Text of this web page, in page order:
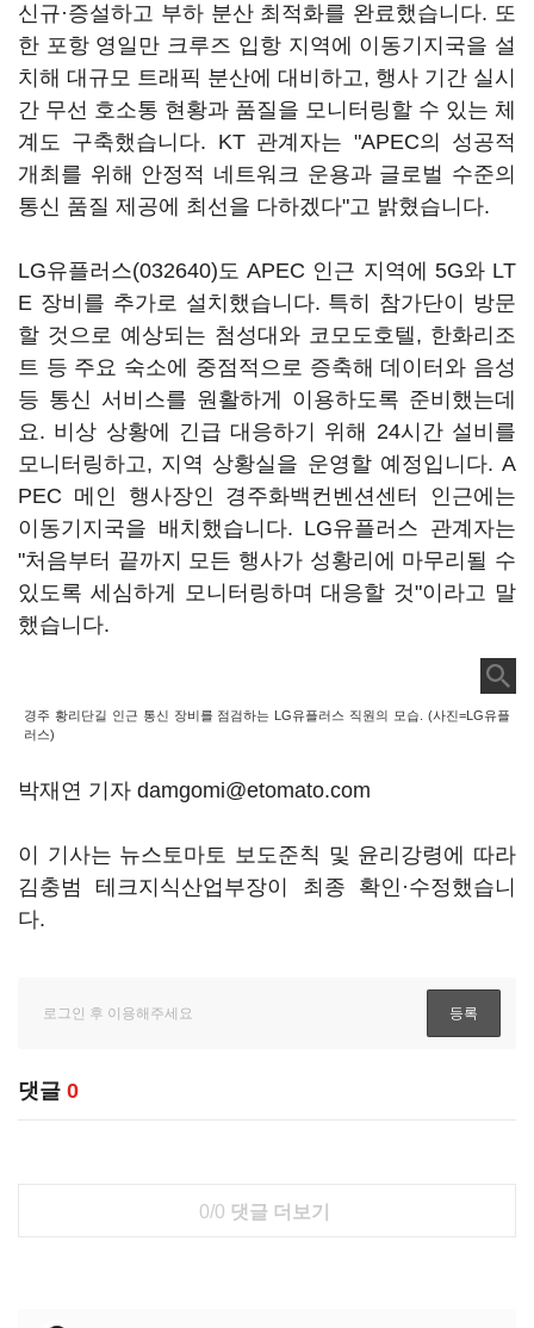
신규·증설하고 부하 분산 최적화를 완료했습니다. 또
한 포항 영일만 크루즈 입항 지역에 이동기지국을 설
치해 대규모 트래픽 분산에 대비하고, 행사 기간 실시
간 무선 호소통 현황과 품질을 모니터링할 수 있는 체
계도 구축했습니다. KT 관계자는 "APEC의 성공적
개최를 위해 안정적 네트워크 운용과 글로벌 수준의
통신 품질 제공에 최선을 다하겠다"고 밝혔습니다.
LG유플러스(032640)도 APEC 인근 지역에 5G와 LT
E 장비를 추가로 설치했습니다. 특히 참가단이 방문
할 것으로 예상되는 첨성대와 코모도호텔, 한화리조
트 등 주요 숙소에 중점적으로 증축해 데이터와 음성
등 통신 서비스를 원활하게 이용하도록 준비했는데
요. 비상 상황에 긴급 대응하기 위해 24시간 설비를
모니터링하고, 지역 상황실을 운영할 예정입니다. A
PEC 메인 행사장인 경주화백컨벤션센터 인근에는
이동기지국을 배치했습니다. LG유플러스 관계자는
"처음부터 끝까지 모든 행사가 성황리에 마무리될 수
있도록 세심하게 모니터링하며 대응할 것"이라고 말
했습니다.
경주 황리단길 인근 통신 장비를 점검하는 LG유플러스 직원의 모습. (사진=LG유플
러스)
박재연 기자 damgomi@etomato.com
이 기사는 뉴스토마토 보도준칙 및 윤리강령에 따라
김충범 테크지식산업부장이 최종 확인·수정했습니
다.
댓글 0
0/0 댓글 더보기